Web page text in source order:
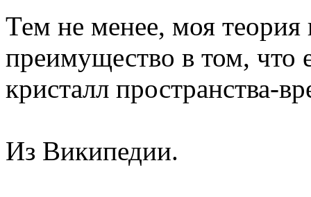
Тем не менее, моя теория
преимущество в том, что
кристалл пространства-
Из Википедии.